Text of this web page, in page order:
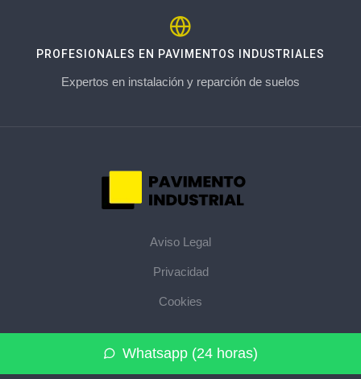
Whatsapp (24 horas)
PROFESIONALES EN PAVIMENTOS INDUSTRIALES
Expertos en instalación y reparción de suelos
Aviso Legal
Privacidad
Cookies
© 2026 pavimentoindustrial.pro · La web de pavimentos
industriales de su provincia · Mapa del sitio